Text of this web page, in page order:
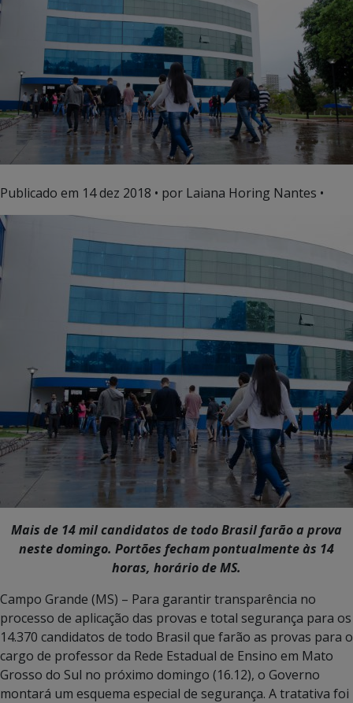
Publicado em 14 dez 2018 • por Laiana Horing Nantes •
Mais de 14 mil candidatos de todo Brasil farão a prova
neste domingo. Portões fecham pontualmente às 14
horas, horário de MS.
Campo Grande (MS) – Para garantir transparência no
processo de aplicação das provas e total segurança para os
14.370 candidatos de todo Brasil que farão as provas para o
cargo de professor da Rede Estadual de Ensino em Mato
Grosso do Sul no próximo domingo (16.12), o Governo
montará um esquema especial de segurança. A tratativa foi